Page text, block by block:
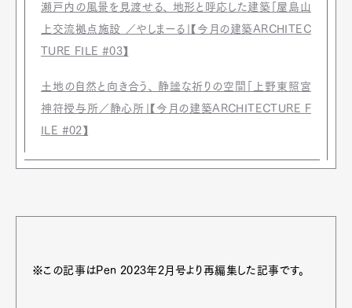
瀬戸内の風景を見渡せる、 地形と呼応した建築「屋島山
上交流拠点施設 ／やしまーる」【今月の建築ARCHITEC
TURE FILE #03】
土地の自然と向き合う、 静謐な祈りの空間「上野東照宮
神符授与所／静心所」【今月の建築ARCHITECTURE F
ILE #02】
※この記事はPen 2023年2月号より再編集した記事です。